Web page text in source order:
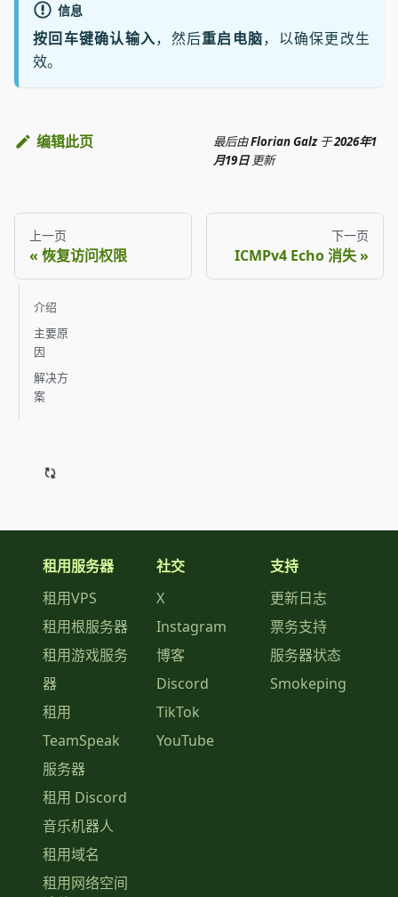
信息
按回车键确认输入，然后重启电脑，以确保更改生
效。
编辑此页 最后由Florian Galz 于2026年1
月19日 更新
上一页
恢复访问权限
下一页
ICMPv4 Echo 消失
介绍
主要原
因
解决方
案
租用服务器
租用VPS
租用根服务器
租用游戏服务
器
租用
TeamSpeak
服务器
租用 Discord
音乐机器人
租用域名
租用网络空间
社交
X
Instagram
博客
Discord
TikTok
YouTube
支持
更新日志
票务支持
服务器状态
Smokeping